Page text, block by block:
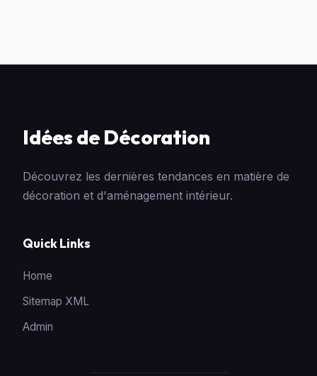
Idées de Décoration
Découvrez les dernières tendances en matière de
décoration et d'aménagement intérieur.
Quick Links
Home
Sitemap XML
Admin